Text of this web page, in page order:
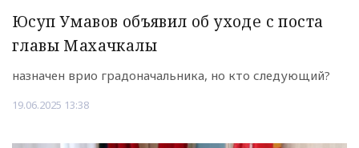
Юсуп Умавов объявил об уходе с поста
главы Махачкалы
назначен врио градоначальника, но кто следующий?
19.06.2025 13:38